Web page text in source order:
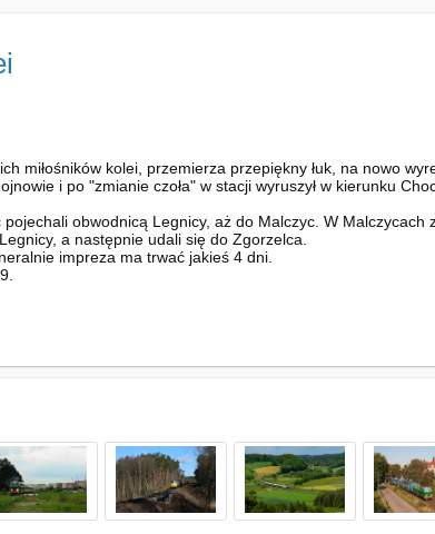
miłośników kolei, przemierza przepiękny łuk, na nowo
i po "zmianie czoła" w stacji wyruszył w kierunku
obwodnicą Legnicy, aż do Malczyc. W Malczycach
a następnie udali się do Zgorzelca.
impreza ma trwać jakieś 4 dni.